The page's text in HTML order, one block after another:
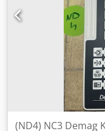
(ND4) NC3 Demag